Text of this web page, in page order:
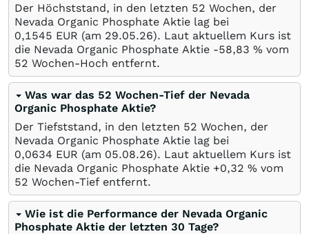
Der Höchststand, in den letzten 52 Wochen, der
Nevada Organic Phosphate Aktie lag bei
0,1545 EUR (am 29.05.26). Laut aktuellem Kurs ist
die Nevada Organic Phosphate Aktie -58,83 % vom
52 Wochen-Hoch entfernt.
Was war das 52 Wochen-Tief der Nevada
Organic Phosphate Aktie?
Der Tiefststand, in den letzten 52 Wochen, der
Nevada Organic Phosphate Aktie lag bei
0,0634 EUR (am 05.08.26). Laut aktuellem Kurs ist
die Nevada Organic Phosphate Aktie +0,32 % vom
52 Wochen-Tief entfernt.
Wie ist die Performance der Nevada Organic
Phosphate Aktie der letzten 30 Tage?